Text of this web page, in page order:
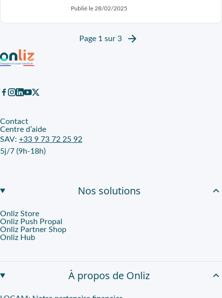
Publié le 28/02/2025
Page 1 sur 3
Contact
Centre d’aide
SAV: +33 9 73 72 25 92
5j/7 (9h-18h)
Nos solutions
Onliz Store
Onliz Push Propal
Onliz Partner Shop
Onliz Hub
À propos de Onliz